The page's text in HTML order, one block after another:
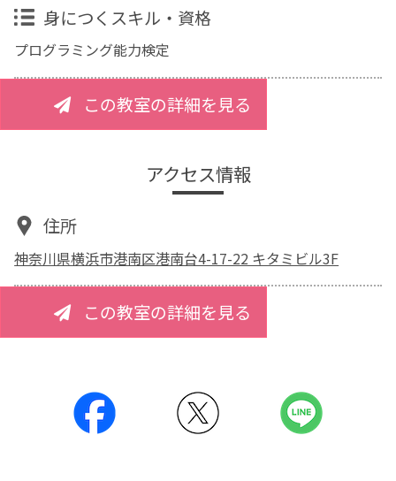
身につくスキル・資格
プログラミング能力検定
この教室の詳細を見る
アクセス情報
住所
神奈川県横浜市港南区港南台4-17-22 キタミビル3F
この教室の詳細を見る